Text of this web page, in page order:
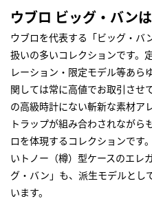
ウブロ ビッグ・バン
ウブロを代表する「ビッグ・バ
扱いの多いコレクションです。
レーション・限定モデル等あら
関しては常に高値でお取引させ
の高級時計にない斬新な素材ア
トラップが組み合わされながら
ロを体現するコレクションです
いトノー（樽）型ケースのエレ
グ・バン」も、派生モデルとし
います。